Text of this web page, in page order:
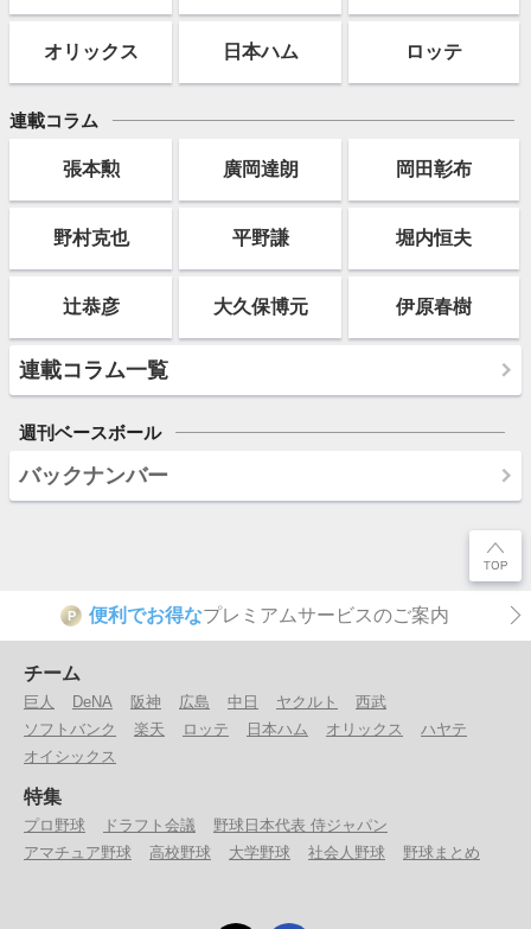
オリックス 日本ハム ロッテ
連載コラム
張本勲 廣岡達朗 岡田彰布
野村克也 平野謙 堀内恒夫
辻恭彦 大久保博元 伊原春樹
連載コラム一覧
週刊ベースボール
バックナンバー
P 便利でお得なプレミアムサービスのご案内
チーム
巨人 DeNA 阪神 広島 中日 ヤクルト
西武
ソフトバンク
楽天 ロッテ 日本ハム オリックス
ハヤテ
オイシックス
特集
プロ野球 ドラフト会議
野球日本代表 侍ジャパン
アマチュア野球
高校野球 大学野球 社会人野球 野球まとめ